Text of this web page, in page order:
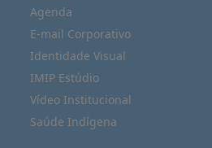
Agenda
E-mail Corporativo
Identidade Visual
IMIP Estúdio
Vídeo Institucional
Saúde Indígena